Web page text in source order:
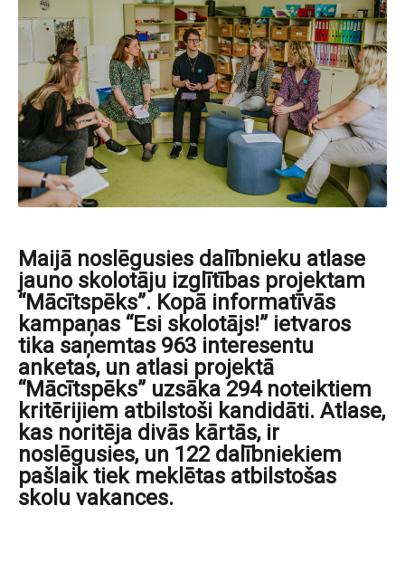
Maijā noslēgusies dalībnieku atlase
jauno skolotāju izglītības projektam
“Mācītspēks”. Kopā informatīvās
kampaņas “Esi skolotājs!” ietvaros
tika saņemtas 963 interesentu
anketas, un atlasi projektā
“Mācītspēks” uzsāka 294 noteiktiem
kritērijiem atbilstoši kandidāti. Atlase,
kas noritēja divās kārtās, ir
noslēgusies, un 122 dalībniekiem
pašlaik tiek meklētas atbilstošas
skolu vakances.